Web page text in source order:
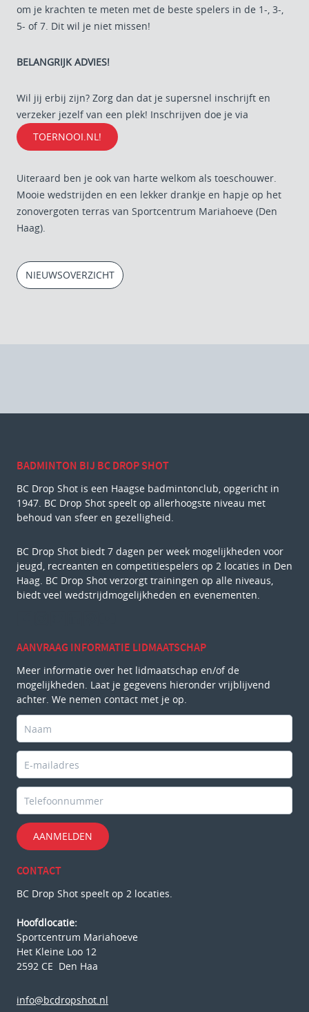
om je krachten te meten met de beste spelers in de 1-, 3-,
5- of 7. Dit wil je niet missen!
BELANGRIJK ADVIES!
Wil jij erbij zijn? Zorg dan dat je supersnel inschrijft en
verzeker jezelf van een plek! Inschrijven doe je via
TOERNOOI.NL!
Uiteraard ben je ook van harte welkom als toeschouwer.
Mooie wedstrijden en een lekker drankje en hapje op het
zonovergoten terras van Sportcentrum Mariahoeve (Den
Haag).
NIEUWSOVERZICHT
BADMINTON BIJ BC DROP SHOT
BC Drop Shot is een Haagse badmintonclub, opgericht in
1947. BC Drop Shot speelt op allerhoogste niveau met
behoud van sfeer en gezelligheid.
BC Drop Shot biedt 7 dagen per week mogelijkheden voor
jeugd, recreanten en competitiespelers op 2 locaties in Den
Haag. BC Drop Shot verzorgt trainingen op alle niveaus,
biedt veel wedstrijdmogelijkheden en evenementen.
AANVRAAG INFORMATIE LIDMAATSCHAP
Meer informatie over het lidmaatschap en/of de
mogelijkheden. Laat je gegevens hieronder vrijblijvend
achter. We nemen contact met je op.
AANMELDEN
CONTACT
BC Drop Shot speelt op 2 locaties.
Hoofdlocatie:
Sportcentrum Mariahoeve
Het Kleine Loo 12
2592 CE Den Haa
info@bcdropshot.nl